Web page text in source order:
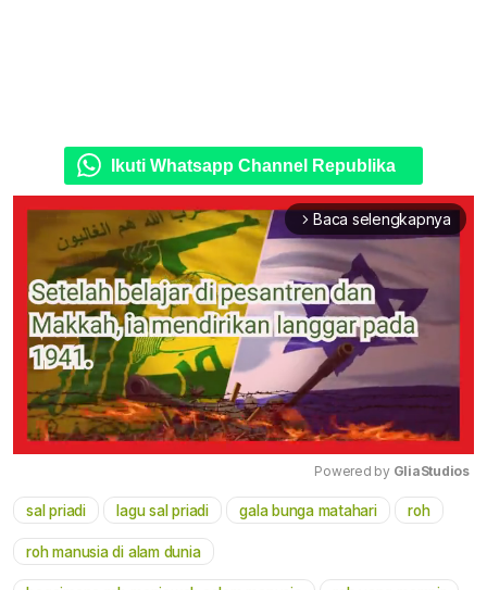
Ikuti Whatsapp Channel Republika
arrow_forward_ios Baca selengkapnya
Mute
Powered by GliaStudios
sal priadi lagu sal priadi gala bunga matahari roh
roh manusia di alam dunia